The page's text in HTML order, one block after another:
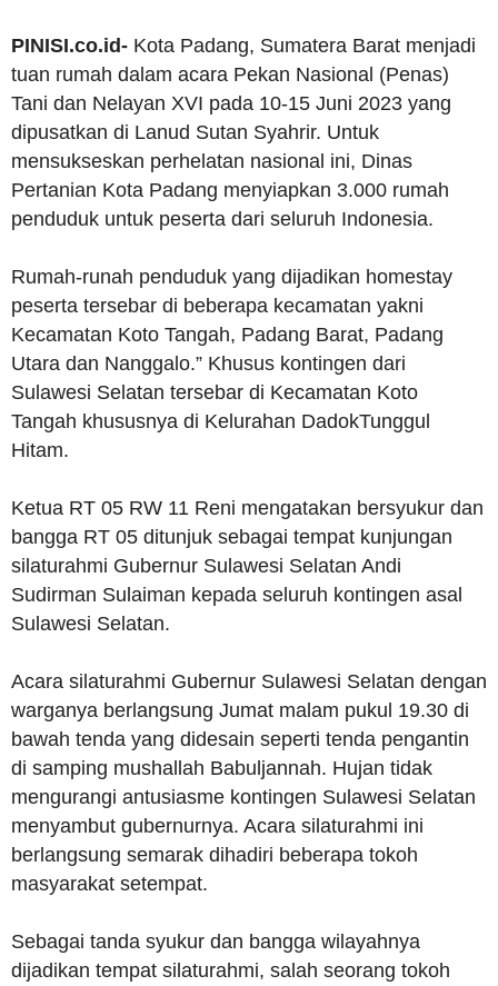
PINISI.co.id- Kota Padang, Sumatera Barat menjadi
tuan rumah dalam acara Pekan Nasional (Penas)
Tani dan Nelayan XVI pada 10-15 Juni 2023 yang
dipusatkan di Lanud Sutan Syahrir. Untuk
mensukseskan perhelatan nasional ini, Dinas
Pertanian Kota Padang menyiapkan 3.000 rumah
penduduk untuk peserta dari seluruh Indonesia.
Rumah-runah penduduk yang dijadikan homestay
peserta tersebar di beberapa kecamatan yakni
Kecamatan Koto Tangah, Padang Barat, Padang
Utara dan Nanggalo.” Khusus kontingen dari
Sulawesi Selatan tersebar di Kecamatan Koto
Tangah khususnya di Kelurahan DadokTunggul
Hitam.
Ketua RT 05 RW 11 Reni mengatakan bersyukur dan
bangga RT 05 ditunjuk sebagai tempat kunjungan
silaturahmi Gubernur Sulawesi Selatan Andi
Sudirman Sulaiman kepada seluruh kontingen asal
Sulawesi Selatan.
Acara silaturahmi Gubernur Sulawesi Selatan dengan
warganya berlangsung Jumat malam pukul 19.30 di
bawah tenda yang didesain seperti tenda pengantin
di samping mushallah Babuljannah. Hujan tidak
mengurangi antusiasme kontingen Sulawesi Selatan
menyambut gubernurnya. Acara silaturahmi ini
berlangsung semarak dihadiri beberapa tokoh
masyarakat setempat.
Sebagai tanda syukur dan bangga wilayahnya
dijadikan tempat silaturahmi, salah seorang tokoh